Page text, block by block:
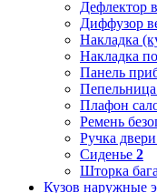
Дефлектор
Диффузор
Накладка
Накладка
Панель
Пепельница
Плафон
Ремень
Ручка
Сиденье 2
Шторка
Кузов наружные